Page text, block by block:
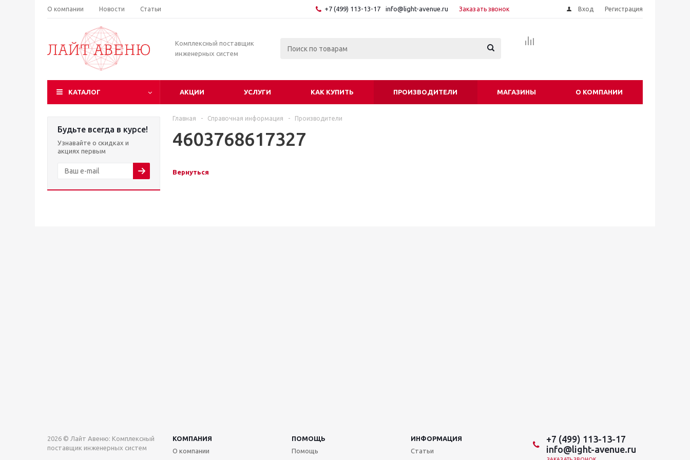
О компании Новости Статьи +7 (499) 113-13-17 info@light-avenue.ru Заказать звонок Вход Регистрация
Комплексный поставщик
инженерных систем
КАТАЛОГ АКЦИИ УСЛУГИ КАК КУПИТЬ ПРОИЗВОДИТЕЛИ МАГАЗИНЫ О КОМПАНИИ
Будьте всегда в курсе!
Узнавайте о скидках и
акциях первым
Главная - Справочная информация - Производители
4603768617327
Вернуться
2026 © Лайт Авеню: Комплексный
поставщик инженерных систем
КОМПАНИЯ ПОМОЩЬ
ИНФОРМАЦИЯ
О компании
Помощь
Статьи
+7 (499) 113-13-17
info@light-avenue.ru